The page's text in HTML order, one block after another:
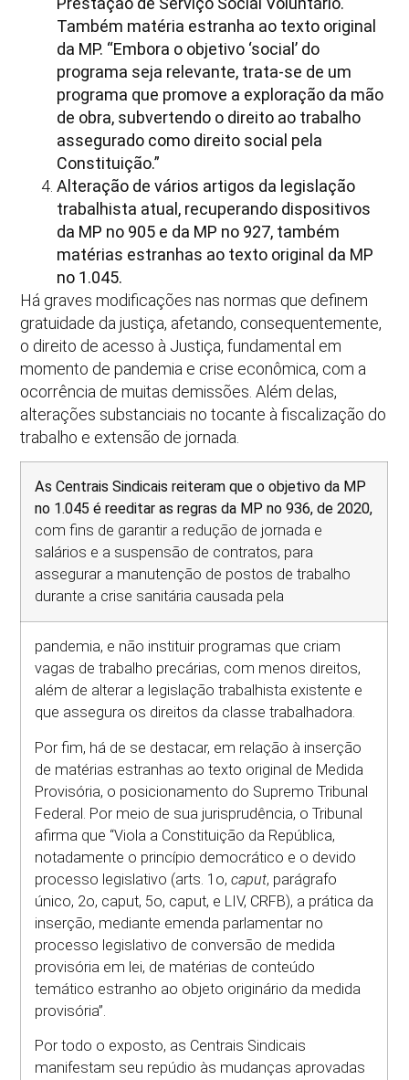
Também matéria estranha ao texto original
da MP. “Embora o objetivo ‘social’ do
programa seja relevante, trata-se de um
programa que promove a exploração da mão
de obra, subvertendo o direito ao trabalho
assegurado como direito social pela
Constituição.”
Alteração de vários artigos da legislação
trabalhista atual, recuperando dispositivos
da MP no 905 e da MP no 927, também
matérias estranhas ao texto original da MP
no 1.045.
Há graves modificações nas normas que definem
gratuidade da justiça, afetando, consequentemente,
o direito de acesso à Justiça, fundamental em
momento de pandemia e crise econômica, com a
ocorrência de muitas demissões. Além delas,
alterações substanciais no tocante à fiscalização do
trabalho e extensão de jornada.
As Centrais Sindicais reiteram que o objetivo da MP
no 1.045 é reeditar as regras da MP no 936, de 2020,
com fins de garantir a redução de jornada e
salários e a suspensão de contratos, para
assegurar a manutenção de postos de trabalho
durante a crise sanitária causada pela
pandemia, e não instituir programas que criam
vagas de trabalho precárias, com menos direitos,
além de alterar a legislação trabalhista existente e
que assegura os direitos da classe trabalhadora.
Por fim, há de se destacar, em relação à inserção
de matérias estranhas ao texto original de Medida
Provisória, o posicionamento do Supremo Tribunal
Federal. Por meio de sua jurisprudência, o Tribunal
afirma que “Viola a Constituição da República,
notadamente o princípio democrático e o devido
processo legislativo (arts. 1o,caput, parágrafo
único, 2o, caput, 5o, caput, e LIV, CRFB), a prática da
inserção, mediante emenda parlamentar no
processo legislativo de conversão de medida
provisória em lei, de matérias de conteúdo
temático estranho ao objeto originário da medida
provisória”.
Por todo o exposto, as Centrais Sindicais
manifestam seu repúdio às mudanças aprovadas